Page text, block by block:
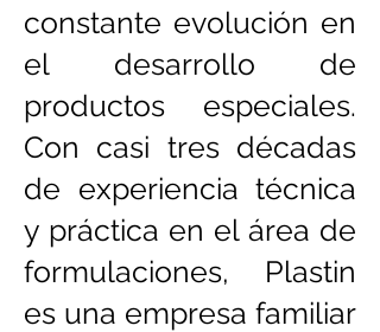
constante evolución en
el desarrollo de
productos especiales.
Con casi tres décadas
de experiencia técnica
y práctica en el área de
formulaciones, Plastin
es una empresa familiar